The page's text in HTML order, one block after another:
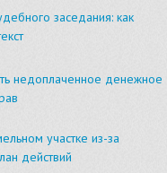
заседания: как
недоплаченное денежное
участке из-за
действий